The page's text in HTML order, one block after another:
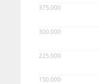
150.000
225.000
300.000
375.000